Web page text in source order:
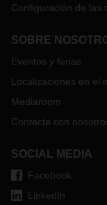
Configuración de las
SOBRE
Eventos y ferias
Localizaciones en el
Mediaroom
Contacta con
SOCIAL MEDIA
Facebook
LinkedIn